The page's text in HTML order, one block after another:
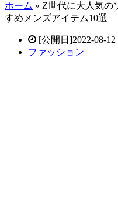
ホーム » Z世代に大人気の
すめメンズアイテム10選
[公開日]2022-08-
ファッション